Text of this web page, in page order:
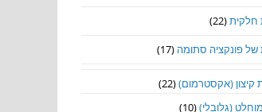
חלקית(22)
של פונקציה סתומה (17)
קיצון (אקסטרמום)(22)
מוחלט (גלובלי)(10)